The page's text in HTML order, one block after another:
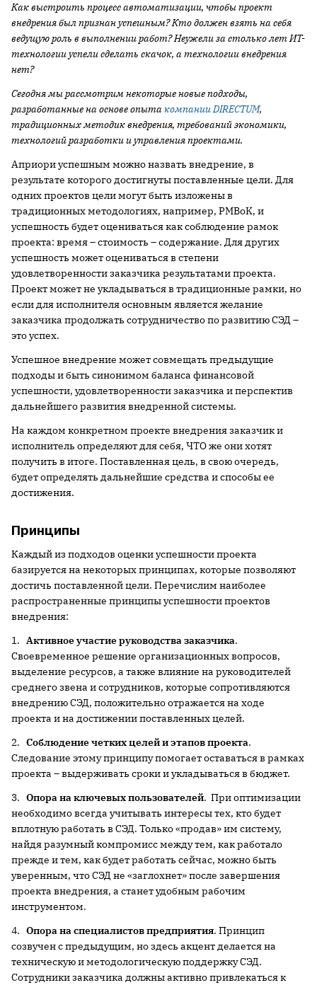
Как выстроить процесс автоматизации, чтобы проект
внедрения был признан успешным? Кто должен взять на себя
ведущую роль в выполнении работ? Неужели за столько лет ИТ-
технологии успели сделать скачок, а технологии внедрения
нет?
Сегодня мы рассмотрим некоторые новые подходы,
разработанные на основе опытакомпании DIRECTUM,
традиционных методик внедрения, требований экономики,
технологий разработки и управления проектами.
Априори успешным можно назвать внедрение, в
результате которого достигнуты поставленные цели. Для
одних проектов цели могут быть изложены в
традиционных методологиях, например, PMBoK, и
успешность будет оцениваться как соблюдение рамок
проекта: время – стоимость – содержание. Для других
успешность может оцениваться в степени
удовлетворенности заказчика результатами проекта.
Проект может не укладываться в традиционные рамки, но
если для исполнителя основным является желание
заказчика продолжать сотрудничество по развитию СЭД –
это успех.
Успешное внедрение может совмещать предыдущие
подходы и быть синонимом баланса финансовой
успешности, удовлетворенности заказчика и перспектив
дальнейшего развития внедренной системы.
На каждом конкретном проекте внедрения заказчик и
исполнитель определяют для себя, ЧТО же они хотят
получить в итоге. Поставленная цель, в свою очередь,
будет определять дальнейшие средства и способы ее
достижения.
Принципы
Каждый из подходов оценки успешности проекта
базируется на некоторых принципах, которые позволяют
достичь поставленной цели. Перечислим наиболее
распространенные принципы успешности проектов
внедрения:
1. Активное участие руководства заказчика.
Своевременное решение организационных вопросов,
выделение ресурсов, а также влияние на руководителей
среднего звена и сотрудников, которые сопротивляются
внедрению СЭД, положительно отражается на ходе
проекта и на достижении поставленных целей.
2. Соблюдение четких целей и этапов проекта.
Следование этому принципу помогает оставаться в рамках
проекта – выдерживать сроки и укладываться в бюджет.
3. Опора на ключевых пользователей. При оптимизации
необходимо всегда учитывать интересы тех, кто будет
вплотную работать в СЭД. Только «продав» им систему,
найдя разумный компромисс между тем, как работало
прежде и тем, как будет работать сейчас, можно быть
уверенным, что СЭД не «заглохнет» после завершения
проекта внедрения, а станет удобным рабочим
инструментом.
4. Опора на специалистов предприятия. Принцип
созвучен с предыдущим, но здесь акцент делается на
техническую и методологическую поддержку СЭД.
Сотрудники заказчика должны активно привлекаться к